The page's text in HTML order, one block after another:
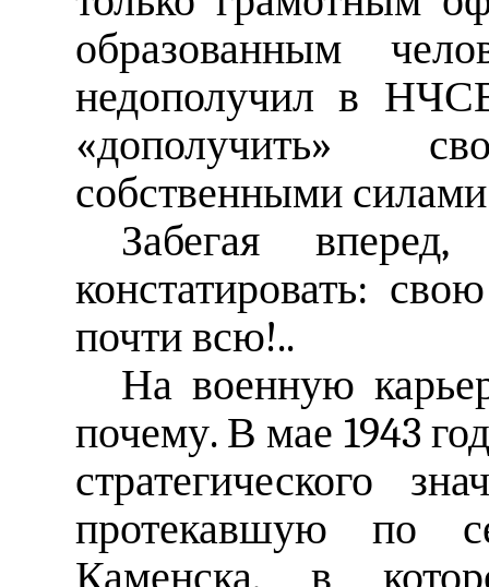
образованным
недополучил в
«дополучить»
собственными
Забегая
констатировать:
почти всю!..
На военную
почему. В мае 1943
стратегического
протекавшую по
Каменска, в